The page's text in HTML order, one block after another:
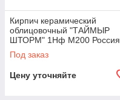
Кирпич керамический
облицовочный "ТАЙМЫР
ШТОРМ" 1Нф М200 Россия
Под заказ
Цену уточняйте